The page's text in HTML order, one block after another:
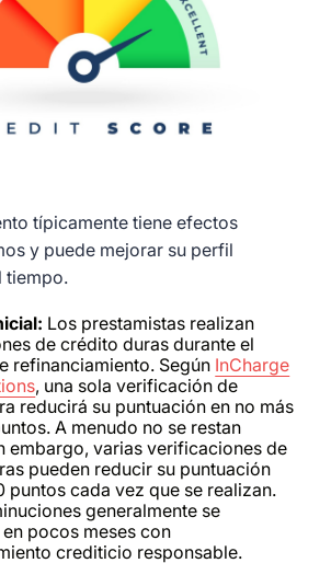
típicamente tiene efectos
y puede mejorar su perfil
tiempo.
Los prestamistas realizan
de crédito duras durante el
refinanciamiento. Según InCharge
, una sola verificación de
reducirá su puntuación en no más
A menudo no se restan
embargo, varias verificaciones de
pueden reducir su puntuación
puntos cada vez que se realizan.
generalmente se
pocos meses con
crediticio responsable.